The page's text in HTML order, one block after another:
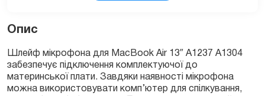
Опис
Шлейф мікрофона для MacBook Air 13″ A1237 A1304
забезпечує підключення комплектуючої до
материнської плати. Завдяки наявності мікрофона
можна використовувати комп’ютер для спілкування,